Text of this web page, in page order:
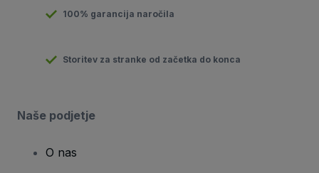
100% garancija naročila
Storitev za stranke od začetka do konca
Naše podjetje
O nas